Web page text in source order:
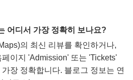
어디서 가장 정확히 보나요?
의 최신 리뷰를 확인하거나,
이지 'Admission' 또는 'Tickets'
장 정확합니다. 블로그 정보는 연